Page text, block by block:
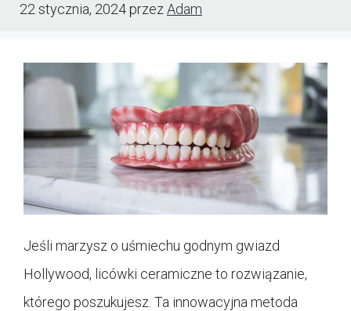
22 stycznia, 2024przez Adam
Jeśli marzysz o uśmiechu godnym gwiazd
Hollywood, licówki ceramiczne to rozwiązanie,
którego poszukujesz. Ta innowacyjna metoda